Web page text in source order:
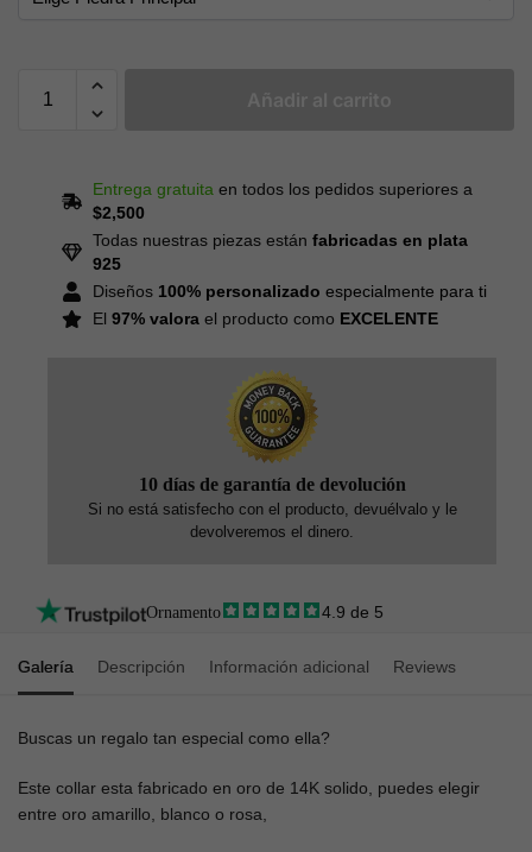
Entrega gratuitaen todos los pedidos superiores a
$2,500
Todas nuestras piezas estánfabricadas en plata
925
Diseños 100% personalizado especialmente para ti
El97% valora el producto como EXCELENTE
10 días de garantía de devolución
Si no está satisfecho con el producto, devuélvalo y le
devolveremos el dinero.
Ornamento 4.9 de 5
Galería Descripción Información adicional Reviews
Buscas un regalo tan especial como ella?
Este collar esta fabricado en oro de 14K solido, puedes elegir
entre oro amarillo, blanco o rosa,